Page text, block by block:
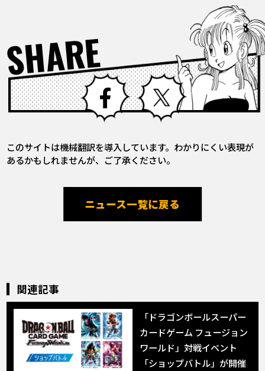
SHARE Facebook X
このサイトは機械翻訳を導入しています。わかりにくい表現が
あるかもしれませんが、ご了承ください。
ニュース一覧に戻る
関連記事
「ドラゴンボールスーパー
カードゲーム フュージョン
ワールド」対戦イベント
「ショップバトル」が開催